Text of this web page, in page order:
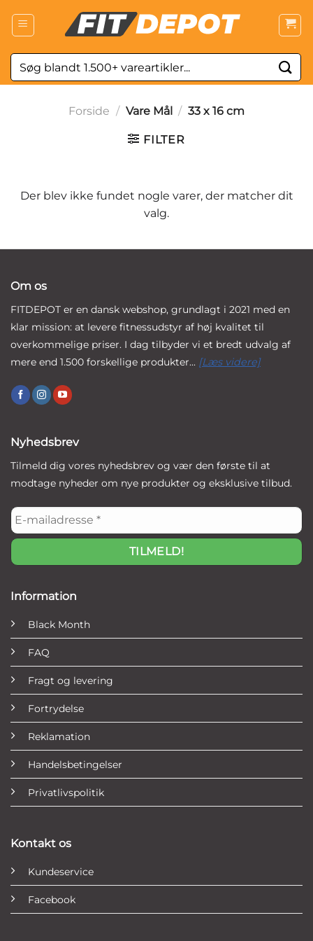
Søg
efter:
Forside / Vare Mål / 33 x 16 cm
FILTER
Der blev ikke fundet nogle varer, der matcher dit
valg.
Om os
FITDEPOT er en dansk webshop, grundlagt i 2021 med en
klar mission: at levere fitnessudstyr af høj kvalitet til
overkommelige priser. I dag tilbyder vi et bredt udvalg af
mere end 1.500 forskellige produkter... [Læs videre]
Information
Black Month
FAQ
Fragt og levering
Fortrydelse
Reklamation
Handelsbetingelser
Privatlivspolitik
Kontakt os
Kundeservice
Facebook
Nyhedsbrev
Tilmeld dig vores nyhedsbrev og vær den første til at
modtage nyheder om nye produkter og eksklusive tilbud.
E-
mailadresse
*